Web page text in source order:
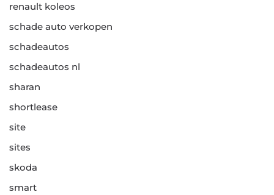
renault koleos
schade auto verkopen
schadeautos
schadeautos nl
sharan
shortlease
site
sites
skoda
smart